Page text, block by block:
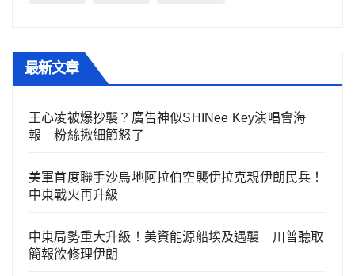
最新文章
王心凌被爆抄襲？廣告神似SHINee Key演唱會海
報 粉絲揪細節怒了
美軍首度聯手沙烏地阿拉伯空襲伊拉克親伊朗民兵！
中東戰火再升級
中東局勢重大升級！美資能源船埃及遇襲 川普聽取
簡報欲修理伊朗